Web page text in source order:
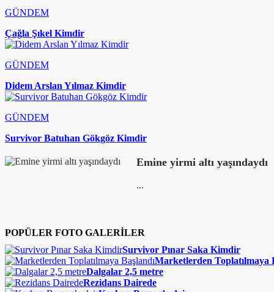
GÜNDEM
Çağla Şıkel Kimdir
GÜNDEM
Didem Arslan Yılmaz Kimdir
GÜNDEM
Survivor Batuhan Gökgöz Kimdir
Emine yirmi altı yaşındaydı
...
POPÜLER FOTO GALERİLER
Survivor Pınar Saka Kimdir
Marketlerden Toplatılmaya
Dalgalar 2,5 metre
Rezidans Dairede